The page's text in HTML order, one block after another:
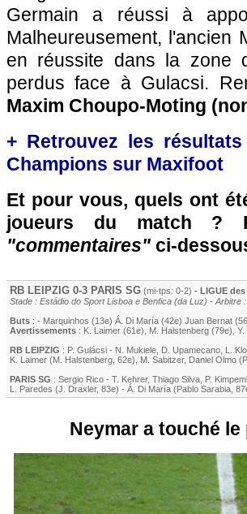
Germain a réussi à
Malheureusement, l'ancien
en réussite dans la zone
perdus face à Gulacsi.
Maxim Choupo-Moting
+ Retrouvez les
Champions sur Maxifoot
Et pour vous, quels ont
joueurs du match ?
"commentaires" ci-
RB LEIPZIG 0-3 PARIS SG (mi-tps: 0-2) - LIGUE
Stade : Estádio do Sport Lisboa e Benfica (da Luz) - Arbitre
Buts : - Marquinhos (13e) Á. Di María (42e) Juan Bernat
Avertissements : K. Laimer (61e) M. Halstenberg (79e) Y.
RB LEIPZIG : P. Gulácsi - N. Mukiele D. Upamecano L.
K. Laimer (M. Halstenberg , 62e) M. Sabitzer, Daniel Olmo (
PARIS SG : Sergio Rico - T. Kehrer, Thiago Silva P.
L. Paredes (J. Draxler, 83e) - Á. Di María (Pablo Sarabia ,
Neymar a touché